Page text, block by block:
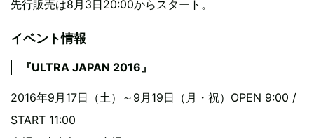
先行販売は8月3日20:00からスタート。
イベント情報
『ULTRA JAPAN 2016』
2016年9月17日（土）～9月19日（月・祝）OPEN 9:00 /
START 11:00